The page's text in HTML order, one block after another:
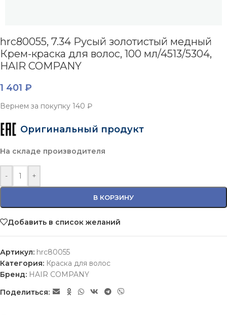
hrc80055, 7.34 Русый золотистый медный
Крем-краска для волос, 100 мл/4513/5304,
HAIR COMPANY
1 401 ₽
Вернем за покупку 140 ₽
Оригинальный продукт
На складе производителя
- +
В КОРЗИНУ
Добавить в список желаний
Артикул: hrc80055
Категория: Краска для волос
Бренд: HAIR COMPANY
Поделиться: